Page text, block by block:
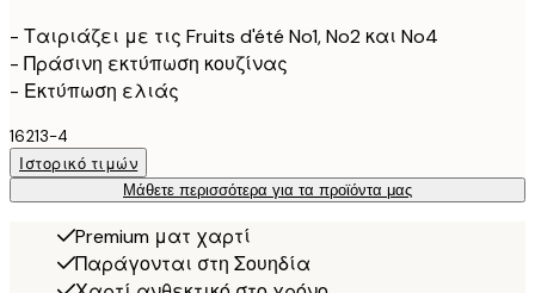
- Ταιριάζει με τις Fruits d'été No1, No2 και No4
- Πράσινη εκτύπωση κουζίνας
- Εκτύπωση ελιάς
16213-4
Ιστορικό τιμών
Μάθετε περισσότερα για τα προϊόντα μας
Premium ματ χαρτί
Παράγονται στη Σουηδία